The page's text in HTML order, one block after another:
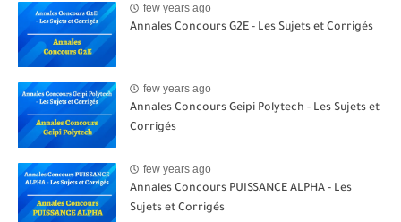
few years ago
Annales Concours G2E - Les Sujets et Corrigés
few years ago
Annales Concours Geipi Polytech - Les Sujets et
Corrigés
few years ago
Annales Concours PUISSANCE ALPHA - Les
Sujets et Corrigés